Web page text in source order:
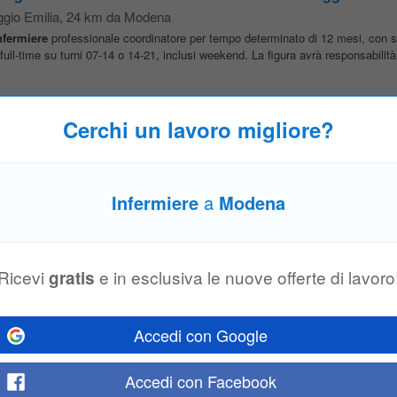
Emilia, 24 km da Modena
professionale coordinatore per tempo determinato di 12 mesi, con
time su turni 07-14 o 14-21, inclusi weekend. La figura avrà
, 24 km da Modena
professionali. Fondazione Don Gnocchi ricerca una/un
• iscrizione all'Ordine delle Professioni Infermieristiche (OPI...
gestione nucleo sanitario - Reggio Emilia, Emilia-
professionale coordinatore per tempo determinato di 12 mesi, con
time su turni 07-14 o 14-21, inclusi weekend. La figura avrà responsabilità...
Cerchi un lavoro migliore?
Infermiere a Modena
gratis e in esclusiva le nuove offerte di
Accedi con Google
Accedi con Facebook